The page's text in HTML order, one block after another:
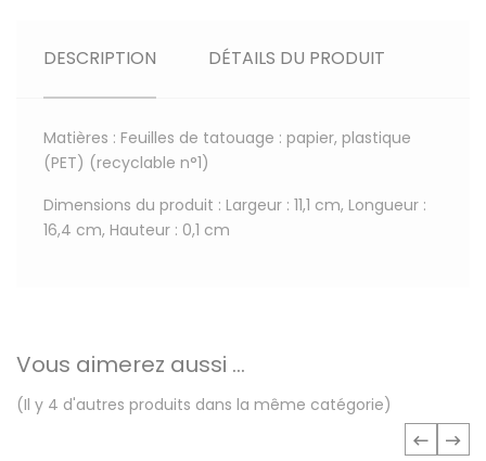
DESCRIPTION DÉTAILS DU PRODUIT
Matières : Feuilles de tatouage : papier, plastique
(PET) (recyclable n°1)
Dimensions du produit : Largeur : 11,1 cm, Longueur :
16,4 cm, Hauteur : 0,1 cm
Vous aimerez aussi ...
(Il y 4 d'autres produits dans la même catégorie)